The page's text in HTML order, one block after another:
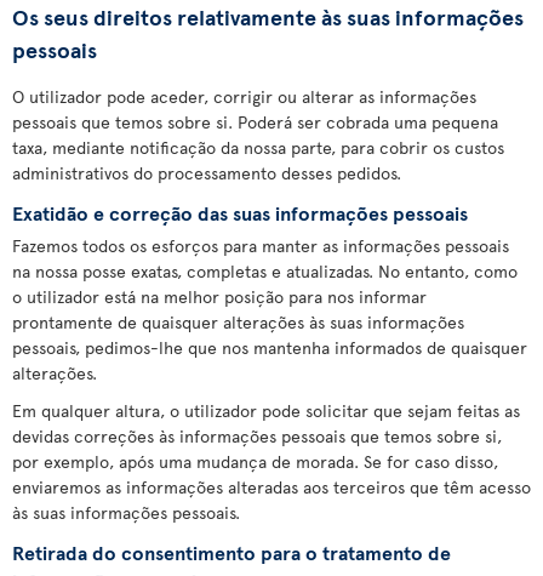
Os seus direitos relativamente às suas informações
pessoais
O utilizador pode aceder, corrigir ou alterar as informações
pessoais que temos sobre si. Poderá ser cobrada uma pequena
taxa, mediante notificação da nossa parte, para cobrir os custos
administrativos do processamento desses pedidos.
Exatidão e correção das suas informações pessoais
Fazemos todos os esforços para manter as informações pessoais
na nossa posse exatas, completas e atualizadas. No entanto, como
o utilizador está na melhor posição para nos informar
prontamente de quaisquer alterações às suas informações
pessoais, pedimos-lhe que nos mantenha informados de quaisquer
alterações.
Em qualquer altura, o utilizador pode solicitar que sejam feitas as
devidas correções às informações pessoais que temos sobre si,
por exemplo, após uma mudança de morada. Se for caso disso,
enviaremos as informações alteradas aos terceiros que têm acesso
às suas informações pessoais.
Retirada do consentimento para o tratamento de